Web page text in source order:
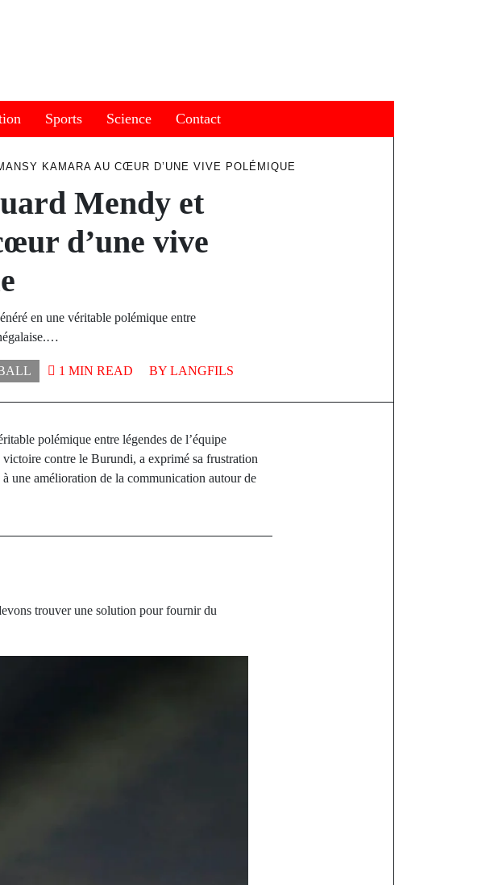
Sports Science Contact
KAMARA AU CŒUR D’UNE VIVE POLÉMIQUE
Mendy et
d’une vive
en une véritable polémique entre
BY LANGFILS
1 MIN READ
polémique entre légendes de l’équipe
contre le Burundi, a exprimé sa frustration
une amélioration de la communication autour de
trouver une solution pour fournir du